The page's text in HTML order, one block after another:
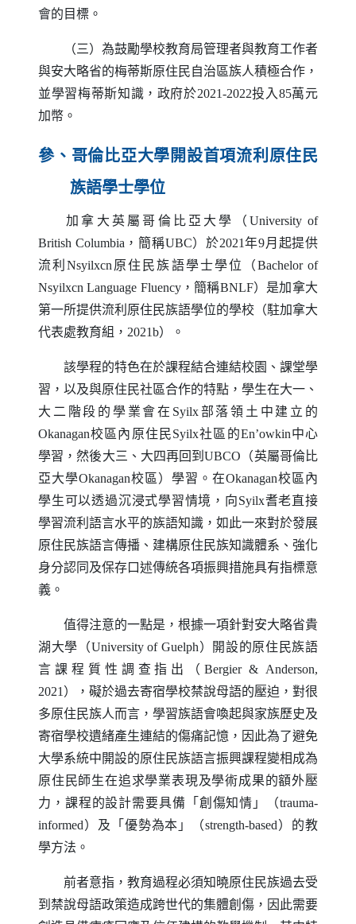
會的目標。
（三）為鼓勵學校教育局管理者與教育工作者
與安大略省的梅蒂斯原住民自治區族人積極合作，
並學習梅蒂斯知識，政府於2021-2022投入85萬元
加幣。
參、哥倫比亞大學開設首項流利原住民
族語學士學位
加拿大英屬哥倫比亞大學（ University of
British Columbia ，簡稱UBC）於2021年9月起提供
流利Nsyilxcn 原住民族語學士學位（Bachelor of
Nsyilxcn Language Fluency，簡稱BNLF）是加拿大
第一所提供流利原住民族語學位的學校（駐加拿大
代表處教育組，2021b）。
該學程的特色在於課程結合連結校園、課堂學
習，以及與原住民社區合作的特點，學生在大一、
大二階段的學業會在 Syilx部落領土中建立的
Okanagan校區內原住民Syilx社區的En’owkin中心
學習，然後大三、大四再回到UBCO （英屬哥倫比
亞大學Okanagan校區）學習。在Okanagan校區內
學生可以透過沉浸式學習情境，向Syilx耆老直接
學習流利語言水平的族語知識，如此一來對於發展
原住民族語言傳播、建構原住民族知識體系、強化
身分認同及保存口述傳統各項振興措施具有指標意
義。
值得注意的一點是，根據一項針對安大略省貴
湖大學（University of Guelph）開設的原住民族語
言課程質性調查指出（Bergier& Anderson,
2021），礙於過去寄宿學校禁說母語的壓迫，對很
多原住民族人而言，學習族語會喚起與家族歷史及
寄宿學校遺緒產生連結的傷痛記憶，因此為了避免
大學系統中開設的原住民族語言振興課程變相成為
原住民師生在追求學業表現及學術成果的額外壓
力，課程的設計需要具備「創傷知情」（trauma-
informed）及「優勢為本」（strength-based）的教
學方法。
前者意指，教育過程必須知曉原住民族過去受
到禁說母語政策造成跨世代的集體創傷，因此需要